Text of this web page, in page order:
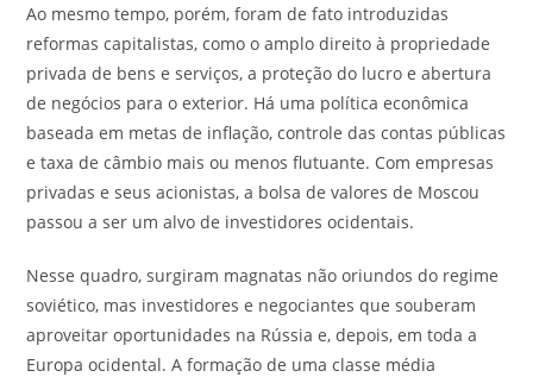
Ao mesmo tempo, porém, foram de fato introduzidas
reformas capitalistas, como o amplo direito à propriedade
privada de bens e serviços, a proteção do lucro e abertura
de negócios para o exterior. Há uma política econômica
baseada em metas de inflação, controle das contas públicas
e taxa de câmbio mais ou menos flutuante. Com empresas
privadas e seus acionistas, a bolsa de valores de Moscou
passou a ser um alvo de investidores ocidentais.
Nesse quadro, surgiram magnatas não oriundos do regime
soviético, mas investidores e negociantes que souberam
aproveitar oportunidades na Rússia e, depois, em toda a
Europa ocidental. A formação de uma classe média